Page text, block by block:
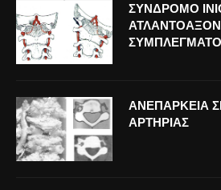
ΣΥΝΔΡΟΜΟ
ΑΝΕΠΑΡΚΕΙΑ
ΑΡΤΗΡΙΑΣ